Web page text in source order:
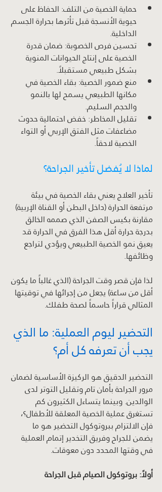
حماية الخصية من التلف: الحفاظ على
حيوية الأنسجة قبل تأثرها بحرارة الجسم
الداخلية.
تحسين فرص الخصوبة: ضمان قدرة
الخصية على إنتاج الحيوانات المنوية
بشكل طبيعي مستقبلاً.
منع ضمور الخصية: بقاء الخصية في
مكانها الطبيعي يسمح لها بالنمو
والحجم السليم.
تقليل المخاطر: خفض احتمالية حدوث
مضاعفات مثل الفتق الإربي أو التواء
الخصية لاحقاً.
لماذا لا يُفضل تأخير الجراحة؟
تأخير العلاج يعني بقاء الخصية في بيئة
مرتفعة الحرارة (داخل البطن أو القناة الإربية)
مقارنة بكيس الصفن الذي صممه الخالق
بدرجة حرارة أقل هذا الفرق في الحرارة قد
يعيق نمو الخصية الطبيعي ويؤدي لتراجع
وظائفها.
لذا فإن قصر وقت الجراحة (الذي غالباً ما يكون
أقل من ساعة) يجعل من إجرائها في توقيتها
المثالي قراراً حاسماً لصحة طفلك.
التحضير ليوم العملية: ما الذي
يجب أن تعرفه كل أم؟
التحضير الدقيق هو الركيزة الأساسية لضمان
مرور الجراحة بأمان تام وتقليل التوتر لدى
الوالدين. وبينما يتساءل الكثيرون كم
تستغرق عملية الخصية المعلقة للأطفال؟،
فإن الالتزام ببروتوكول التحضير هو ما
يضمن للجراح وفريق التخدير إتمام العملية
في وقتها المحدد دون معوقات.
أولاً: بروتوكول الصيام قبل الجراحة